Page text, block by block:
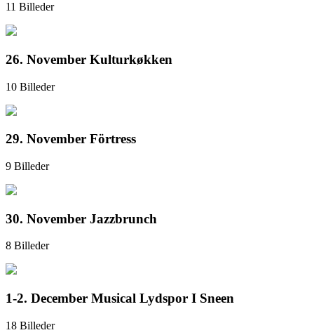
11 Billeder
26. November Kulturkøkken
10 Billeder
29. November Förtress
9 Billeder
30. November Jazzbrunch
8 Billeder
1-2. December Musical Lydspor I Sneen
18 Billeder